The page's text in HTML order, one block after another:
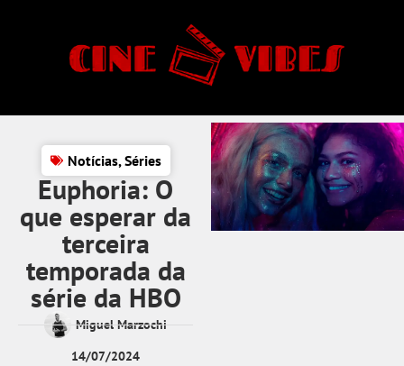
Notícias,Séries
Euphoria: O
que esperar da
terceira
temporada da
série da HBO
Miguel Marzochi
14/07/2024